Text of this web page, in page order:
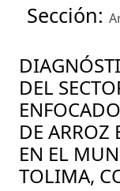
Sección:
DEL
DE ARROZ
EN EL
TOLIMA,